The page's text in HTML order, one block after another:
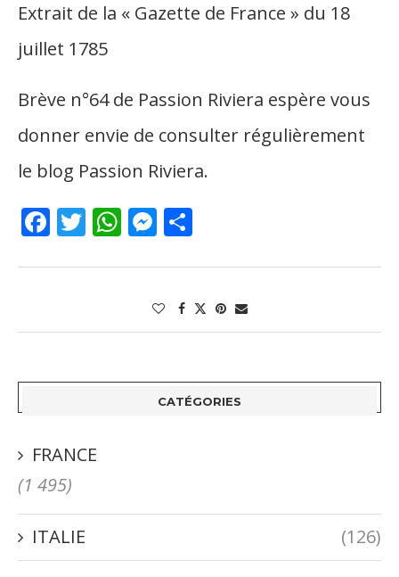
Extrait de la « Gazette de France » du 18
juillet 1785
Brève n°64 de Passion Riviera espère vous
donner envie de consulter régulièrement
le blog Passion Riviera.
Facebook
Twitter
WhatsApp
Messenger
CATÉGORIES
FRANCE
(1 495)
ITALIE
(126)